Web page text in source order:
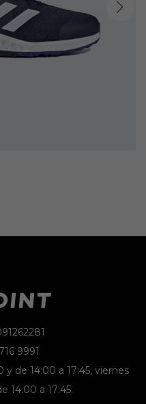
9991
y de 14:00 a 17:45, viernes
14:00 a 17:45.